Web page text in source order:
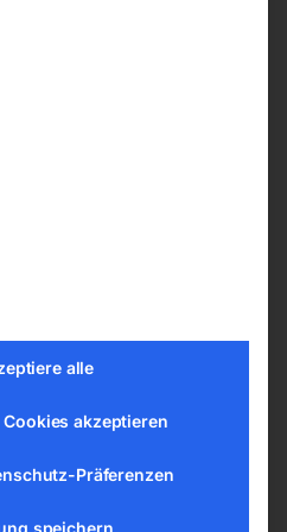
Vollmaterialien sehr
alle
akzeptieren
Präferenzen
speichern